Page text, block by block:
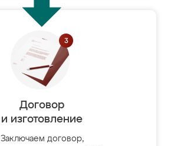
Договор
и изготовление
Заключаем договор,